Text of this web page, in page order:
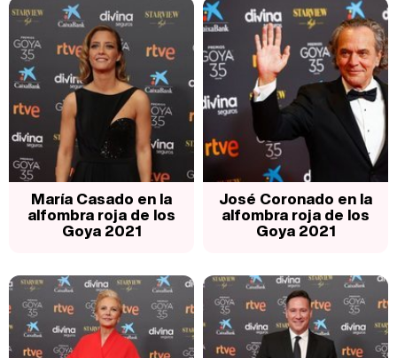
María Casado en la
alfombra roja de los
Goya 2021
José Coronado en la
alfombra roja de los
Goya 2021